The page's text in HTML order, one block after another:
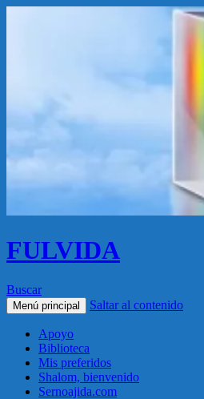
FULVIDA
Buscar
Menú principal Saltar al contenido
Apoyo
Biblioteca
Mis preferidos
Shalom, bienvenido
Sernoajida.com